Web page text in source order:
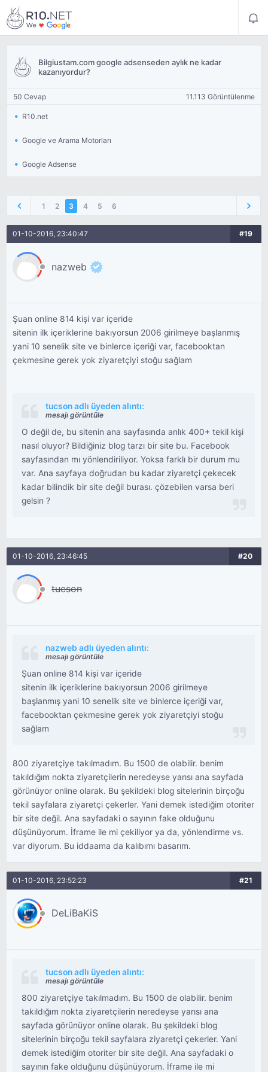
Bilgiustam.com google adsenseden aylık ne kadar
kazanıyordur?
50 Cevap 11.113 Görüntülenme
R10.net
Google ve Arama Motorları
Google Adsense
1 2 3 4 5 6
01-10-2016, 23:40:47 #19
nazweb
Şuan online 814 kişi var içeride
sitenin ilk içeriklerine bakıyorsun 2006 girilmeye başlanmış
yani 10 senelik site ve binlerce içeriği var, facebooktan
çekmesine gerek yok ziyaretçiyi stoğu sağlam
tucson adlı üyeden alıntı:
mesajı görüntüle
O değil de, bu sitenin ana sayfasında anlık 400+ tekil kişi
nasıl oluyor? Bildiğiniz blog tarzı bir site bu. Facebook
sayfasından mı yönlendiriliyor. Yoksa farklı bir durum mu
var. Ana sayfaya doğrudan bu kadar ziyaretçi çekecek
kadar bilindik bir site değil burası. çözebilen varsa beri
gelsin ?
01-10-2016, 23:46:45 #20
tucson
nazweb adlı üyeden alıntı:
mesajı görüntüle
Şuan online 814 kişi var içeride
sitenin ilk içeriklerine bakıyorsun 2006 girilmeye
başlanmış yani 10 senelik site ve binlerce içeriği var,
facebooktan çekmesine gerek yok ziyaretçiyi stoğu
sağlam
800 ziyaretçiye takılmadım. Bu 1500 de olabilir. benim
takıldığım nokta ziyaretçilerin neredeyse yarısı ana sayfada
görünüyor online olarak. Bu şekildeki blog sitelerinin birçoğu
tekil sayfalara ziyaretçi çekerler. Yani demek istediğim otoriter
bir site değil. Ana sayfadaki o sayının fake olduğunu
düşünüyorum. İframe ile mi çekiliyor ya da, yönlendirme vs.
var diyorum. Bu iddaama da kalıbımı basarım.
01-10-2016, 23:52:23 #21
DeLiBaKiS
tucson adlı üyeden alıntı:
mesajı görüntüle
800 ziyaretçiye takılmadım. Bu 1500 de olabilir. benim
takıldığım nokta ziyaretçilerin neredeyse yarısı ana
sayfada görünüyor online olarak. Bu şekildeki blog
sitelerinin birçoğu tekil sayfalara ziyaretçi çekerler. Yani
demek istediğim otoriter bir site değil. Ana sayfadaki o
sayının fake olduğunu düşünüyorum. İframe ile mi